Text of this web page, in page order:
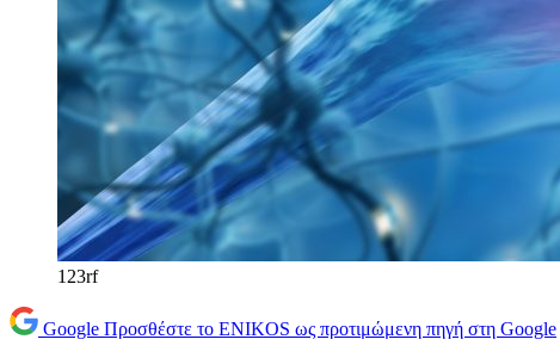
123rf
Google Προσθέστε το ENIKOS ως προτιμώμενη πηγή στη Google